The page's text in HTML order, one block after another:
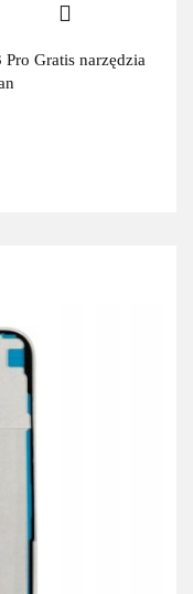
Gratis narzędzia